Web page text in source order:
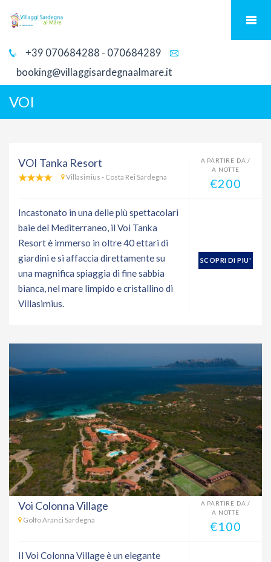
+39 070684288 - 070684289
booking@villaggisardegnaalmare.it
VOI
VOI Tanka Resort
Villasimius - Costa Rei Sardegna
A PARTIRE DA /
A NOTTE
€200
Incastonato in una delle più spettacolari
baie del Mediterraneo, il Voi Tanka
Resort è immerso in oltre 40 ettari di
giardini e si affaccia direttamente su
una magnifica spiaggia di fine sabbia
bianca, nel mare limpido e cristallino di
Villasimius.
SCOPRI DI PIU'
Voi Colonna Village
Golfo Aranci Sardegna
A PARTIRE DA /
A NOTTE
€100
Il Voi Colonna Village è un elegante